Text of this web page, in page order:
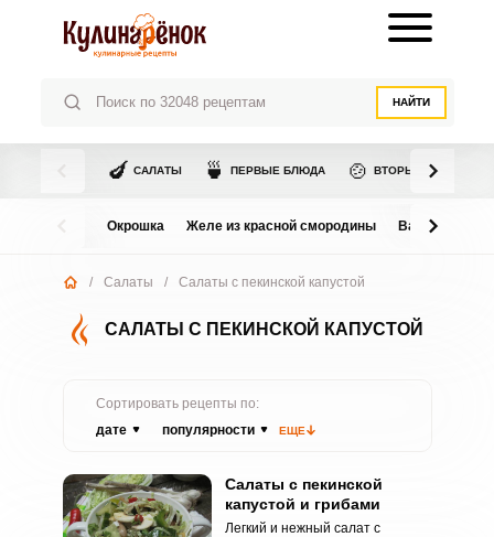
НАЙТИ
🍆 САЛАТЫ 🍵 ПЕРВЫЕ БЛЮДА 🍲 ВТОРЫЕ БЛЮДА
Окрошка Желе из красной смородины Варенье из
/ Салаты / Салаты с пекинской капустой
САЛАТЫ С ПЕКИНСКОЙ КАПУСТОЙ
Сортировать рецепты по:
дате
популярности ЕЩЕ
Салаты с пекинской
капустой и грибами
Легкий и нежный салат с